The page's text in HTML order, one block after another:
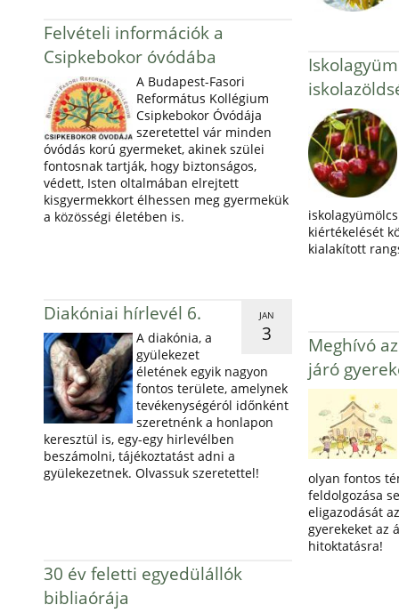
Felvételi információk a
Csipkebokor óvódába
A Budapest-Fasori
Református Kollégium
Csipkebokor Óvódája
szeretettel vár minden
óvódás korú gyermeket, akinek szülei
fontosnak tartják, hogy biztonságos,
védett, Isten oltalmában elrejtett
kisgyermekkort élhessen meg gyermekük
a közösségi életében is.
kiértékelését
kialakított
JAN
3
Diakóniai hírlevél 6.
A diakónia, a
gyülekezet
életének egyik nagyon
fontos területe, amelynek
tevékenységéról időnként
szeretnénk a honlapon
keresztül is, egy-egy hirlevélben
beszámolni, tájékoztatást adni a
gyülekezetnek. Olvassuk szeretettel!
Meghívó
járó
olyan fontos
feldolgozása
eligazodását
gyerekeket az
hitoktatásra!
30 év feletti egyedülállók
bibliaórája